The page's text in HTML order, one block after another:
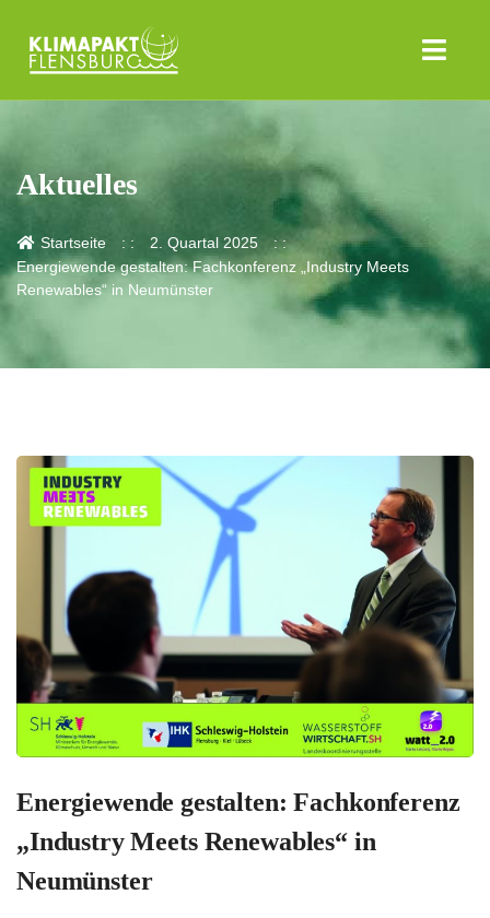
Aktuelles
Startseite
2. Quartal 2025
Energiewende gestalten: Fachkonferenz „Industry Meets
Renewables“ in Neumünster
Energiewende gestalten: Fachkonferenz
„Industry Meets Renewables“ in
Neumünster